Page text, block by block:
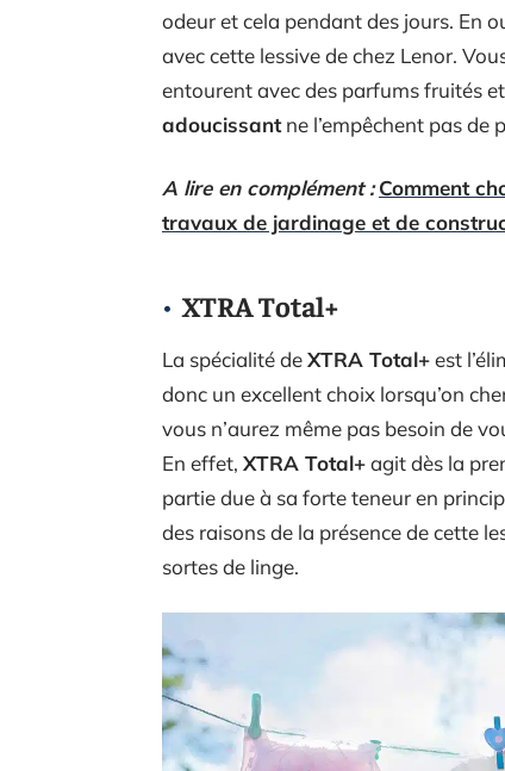
odeur et cela pendant des jours. En
avec cette lessive de chez Lenor.
entourent avec des parfums fruités
adoucissantne l’empêchent pas de
A lire en complément : Comment
travaux de jardinage et de
XTRA Total+
La spécialité deXTRA Total+est
donc un excellent choix lorsqu’on
vous n’aurez même pas besoin de
En effet, XTRA Total+agit dès la
partie due à sa forte teneur en
des raisons de la présence de cette
sortes de linge.